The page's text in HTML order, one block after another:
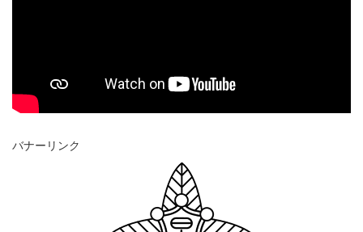
バナーリンク